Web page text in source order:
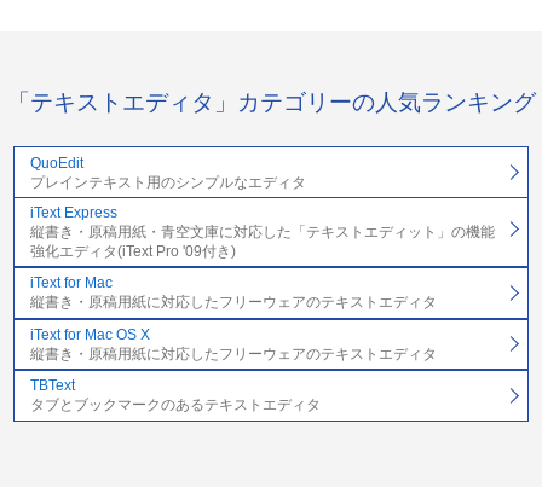
「テキストエディタ」カテゴリーの人気ランキング
QuoEdit
プレインテキスト用のシンプルなエディタ
iText Express
縦書き・原稿用紙・青空文庫に対応した「テキストエディット」の機能
強化エディタ(iText Pro '09付き)
iText for Mac
縦書き・原稿用紙に対応したフリーウェアのテキストエディタ
iText for Mac OS X
縦書き・原稿用紙に対応したフリーウェアのテキストエディタ
TBText
タブとブックマークのあるテキストエディタ